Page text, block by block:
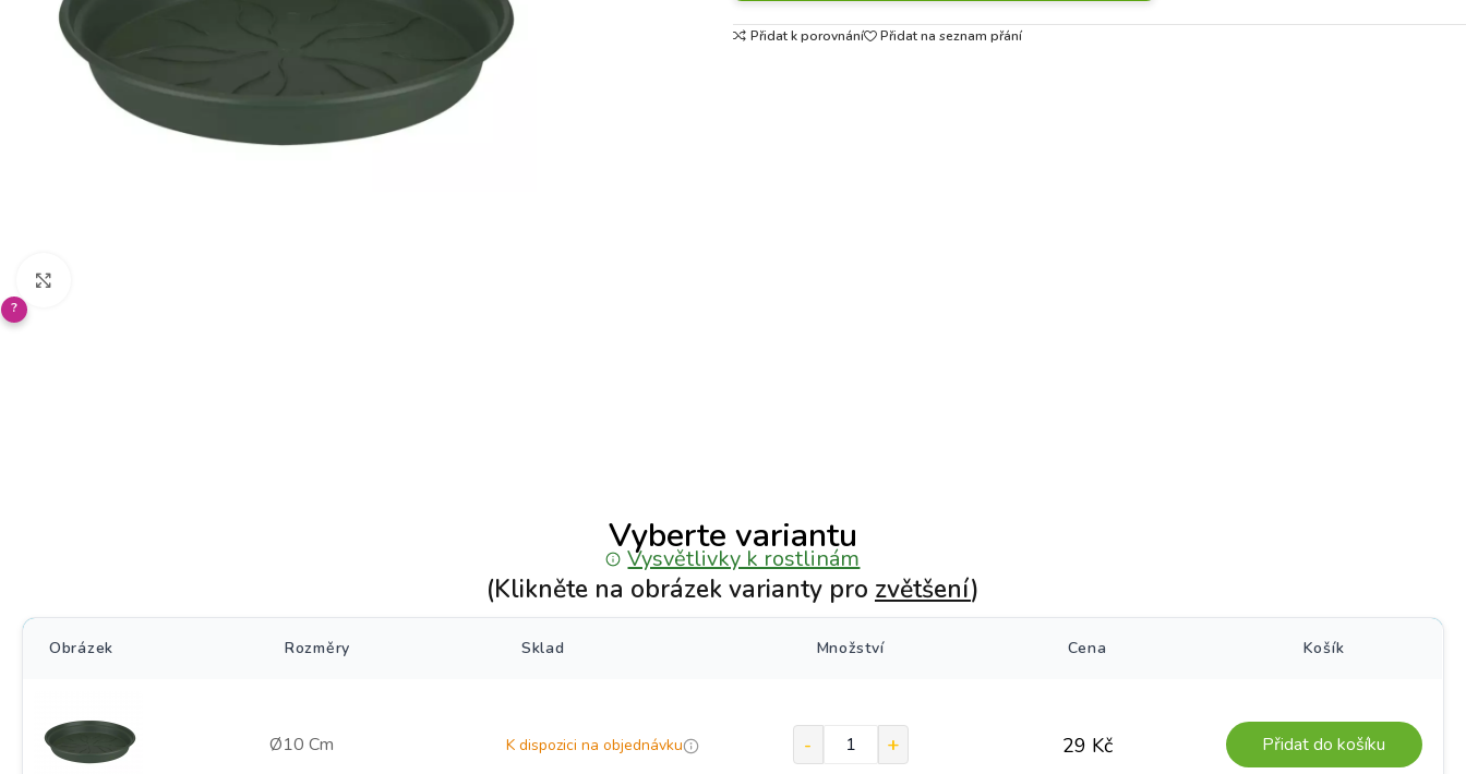
?
Přidat k porovnání Přidat na seznam přání
Vyberte variantu
Vysvětlivky k rostlinám
(Klikněte na obrázek varianty pro zvětšení)
Obrázek Rozměry Sklad Množství Cena Košík
Ø10 Cm K dispozici na objednávku 29 Kč Přidat do košíku